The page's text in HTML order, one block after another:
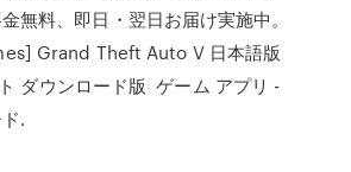
無料、即日・翌日お届け実施中。
Grand Theft Auto V 日本語版
ダウンロード版 ゲーム アプリ -
.